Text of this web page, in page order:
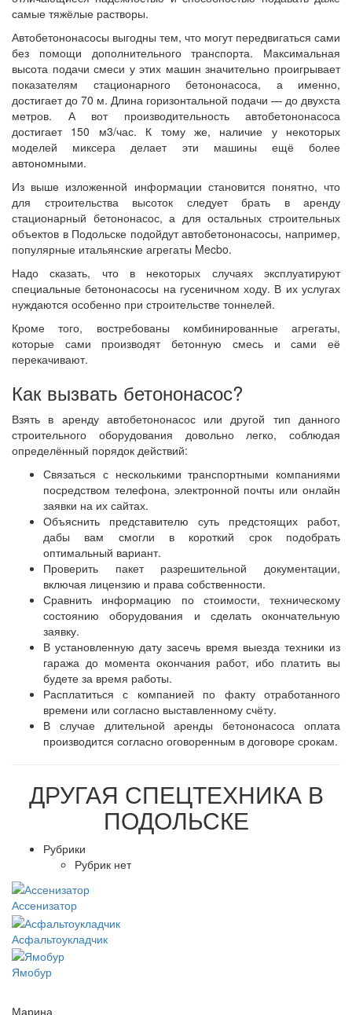
самые тяжёлые растворы.
Автобетононасосы выгодны тем, что могут передвигаться сами
без помощи дополнительного транспорта. Максимальная
высота подачи смеси у этих машин значительно проигрывает
показателям стационарного бетононасоса, а именно,
достигает до 70 м. Длина горизонтальной подачи — до двухста
метров. А вот производительность автобетононасоса
достигает 150 м3/час. К тому же, наличие у некоторых
моделей миксера делает эти машины ещё более
автономными.
Из выше изложенной информации становится понятно, что
для строительства высоток следует брать в аренду
стационарный бетононасос, а для остальных строительных
объектов в Подольске подойдут автобетононасосы, например,
популярные итальянские агрегаты Mecbo.
Надо сказать, что в некоторых случаях эксплуатируют
специальные бетононасосы на гусеничном ходу. В их услугах
нуждаются особенно при строительстве тоннелей.
Кроме того, востребованы комбинированные агрегаты,
которые сами производят бетонную смесь и сами её
перекачивают.
Как вызвать бетононасос?
Взять в аренду автобетононасос или другой тип данного
строительного оборудования довольно легко, соблюдая
определённый порядок действий:
Связаться с несколькими транспортными компаниями
посредством телефона, электронной почты или онлайн
заявки на их сайтах.
Объяснить представителю суть предстоящих работ,
дабы вам смогли в короткий срок подобрать
оптимальный вариант.
Проверить пакет разрешительной документации,
включая лицензию и права собственности.
Сравнить информацию по стоимости, техническому
состоянию оборудования и сделать окончательную
заявку.
В установленную дату засечь время выезда техники из
гаража до момента окончания работ, ибо платить вы
будете за время работы.
Расплатиться с компанией по факту отработанного
времени или согласно выставленному счёту.
В случае длительной аренды бетононасоса оплата
производится согласно оговоренным в договоре срокам.
ДРУГАЯ СПЕЦТЕХНИКА В
ПОДОЛЬСКЕ
Рубрики
Рубрик нет
Ассенизатор
Асфальтоукладчик
Ямобур
Марина